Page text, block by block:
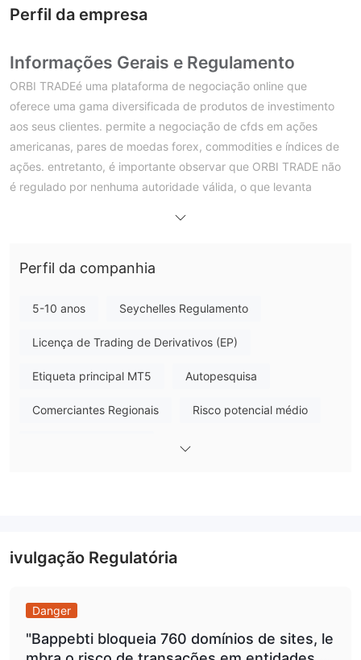
Perfil da empresa
Informações Gerais e Regulamento
ORBI TRADEé uma plataforma de negociação online que
oferece uma gama diversificada de produtos de investimento
aos seus clientes. permite a negociação de cfds em ações
americanas, pares de moedas forex, commodities e índices de
ações. entretanto, é importante observar que ORBI TRADE não
é regulado por nenhuma autoridade válida, o que levanta
considerar optar por um corretor regulamentado para garantir
ORBI TRADEoferece diferentes tipos de contas, incluindo
atendendo a várias necessidades de negociação e níveis de
spreads e comissões. os comerciantes podem escolher um tipo
plataformas, incluindo Windows, macOS e dispositivos móveis.
ORBI TRADEfornece suporte ao cliente através de vários canais,
devido à falta de informações específicas sobre a qualidade do
suporte ao cliente, é aconselhável abordar com cautela e
realizar mais pesquisas.
Perfil da companhia
5-10 anos Seychelles Regulamento
Licença de Trading de Derivativos (EP)
Etiqueta principal MT5 Autopesquisa
Comerciantes Regionais Risco potencial médio
ivulgação Regulatória
Danger
"Bappebti bloqueia 760 domínios de sites, le